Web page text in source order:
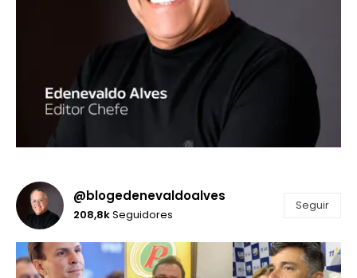
@blogedenevaldoalves
208,8kSeguidores
Seguir